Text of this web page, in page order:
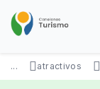
contenido
SOBRE NOSOTROS
DISFRUTÁ
VISITÁ
DATOS ÚTILES
... atractivos